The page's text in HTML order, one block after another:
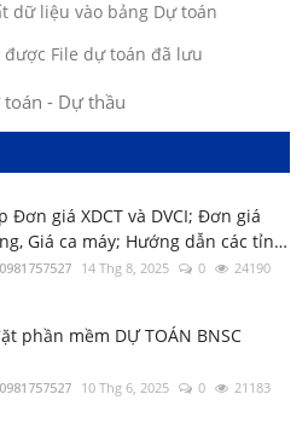
dữ liệu vào bảng Dự toán
được File dự toán đã lưu
toán - Dự thầu
Đơn giá XDCT và DVCI; Đơn giá
Giá ca máy; Hướng dẫn các tỉnh
14 Thg 8, 2025 0 24190
phần mềm DỰ TOÁN BNSC
10 Thg 6, 2025 0 21183